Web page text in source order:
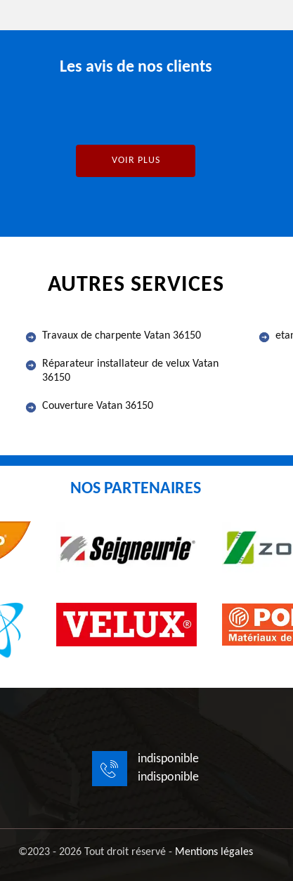
Les avis de nos clients
VOIR PLUS
AUTRES SERVICES
Travaux de charpente Vatan 36150
Réparateur installateur de velux Vatan
36150
Couverture Vatan 36150
NOS PARTENAIRES
indisponible
indisponible
©2023 - 2026 Tout droit réservé - Mentions légales